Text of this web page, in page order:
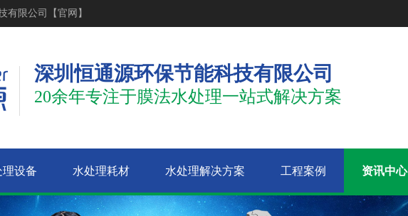
有限公司【官网】
深圳恒通源环保节能科技有限公司
20余年专注于膜法水处理一站式解决方案
理设备 水处理耗材 水处理解决方案 工程案例 资讯中心